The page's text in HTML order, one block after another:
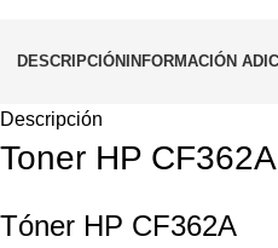
DESCRIPCIÓN INFORMACIÓN
Descripción
Toner HP
Tóner HP CF362A